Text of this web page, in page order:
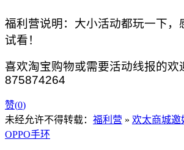
福利营说明：大小活动都玩一下，
试看！
喜欢淘宝购物或需要活动线报的欢
875874264
赞(0)
未经允许不得转载： 福利营 » 欢太商城邀
OPPO手环